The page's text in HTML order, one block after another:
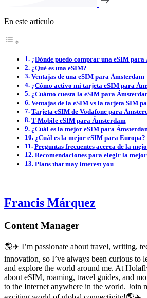
En este artículo
¿Dónde puedo comprar una eSIM para
¿Qué es una eSIM?
Ventajas de una eSIM para Ámsterdam
¿Cómo activo mi tarjeta eSIM para
¿Cuánto cuesta la eSIM para
Ventajas de la eSIM vs la tarjeta SIM
Tarjeta eSIM de Vodafone para
T-Mobile eSIM para Ámsterdam
¿Cuál es la mejor eSIM para
¿Cuál es la mejor eSIM para
Preguntas frecuentes acerca de la
Recomendaciones para elegir la
Plans that may interest you
Francis Márquez
Content Manager
🌎✈️ I’m passionate about travel, writing,
innovation, so I’ve always been curious to
and explore the world around me. At
about eSIM, roaming, travel guides, and
to the Internet anywhere in the world. Join